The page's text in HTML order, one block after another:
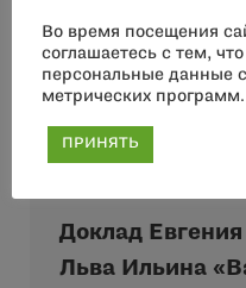
Продлена до 15
деревянных кукол
людей». Несмотря на
Доклад
Льва Ильина
Во время посещения
соглашаетесь с тем,
персональные данные
метрических программ.
ПРИНЯТЬ